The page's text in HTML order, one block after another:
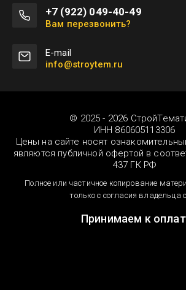
+7 (922) 049-40-49
Вам перезвонить?
Е-mail
info@stroytem.ru
© 2025 - 2026
ИНН 860605113306
Цены на сайте носят
являются публичной офертой в
437 ГК РФ
Полное или частичное копирование
только с согласия владельца
Принимаем к